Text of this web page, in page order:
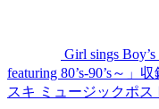
Girl sings
featuring 80’s-90’s～」
スキ ミュージックポ